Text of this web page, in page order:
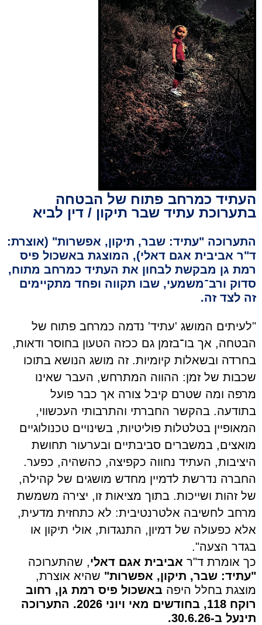
העתיד כמרחב פתוח של הבטחה
בתערוכת עתיד שבר תיקון / דין לביא
התערוכה "עתיד: שבר, תיקון, אפשרות" (אוצרת:
ד"ר אביבית אגם דאלי), המוצגת באשכול פיס
רמת גן מבקשת לבחון את העתיד כמרחב מתוח,
סדוק ורב־משמעי, שבו תקווה ופחד מתקיימים
זה לצד זה.
"לעיתים המושג 'עתיד' נדמה כמרחב פתוח של
הבטחה, אך בו־בזמן גם ככזה הטעון בחוסר ודאות,
בחרדה ובשאלות קיומיות. זה מושג הנושא בתוכו
שכבות של זמן: ההווה המתרחש, העבר שאינו
מרפה ומה שטרם קיבל צורה אך כבר פועל
בתודעה. בהקשר החברתי והתרבותי העכשווי,
המאופיין בטלטלות פוליטיות, בשינויים טכנולוגיים
מואצים, במשברים סביבתיים ובערעור תחושת
היציבות, העתיד נחווה כקפיצה, כהשהיה, כפער.
החברה נדרשת לדמיין מחדש מושגים של קהילה,
של זהות ושייכות. בתוך מציאות זו, יצירה משמשת
מרחב לחשיבה אלטרנטיבית: לא כתחזית מדעית,
אלא כפעולה של דמיון, התנגדות, אולי תיקון או
בגדר הצעה".
כך אומרת ד"ר אביבית אגם דאלי, שהתערוכה
"עתיד: שבר, תיקון, אפשרות" שהיא אוצרת,
מוצגת בחלל היפה באשכול פיס רמת גן, רחוב
רוקח 118, בחודשים מאי ויוני 2026.
התערוכה
תינעל ב-30.6.26.